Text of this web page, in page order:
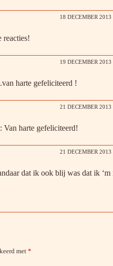
18 DECEMBER 2013
19 DECEMBER 2013
harte gefeliciteerd !
21 DECEMBER 2013
Van harte gefeliciteerd!
21 DECEMBER 2013
dat ik ook blij was dat ik
met *